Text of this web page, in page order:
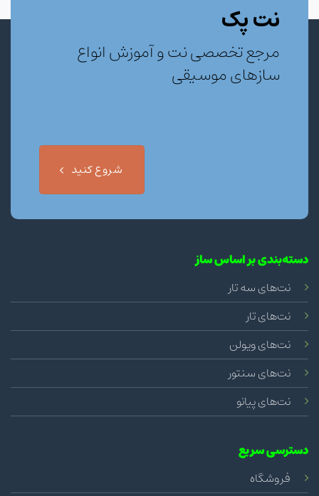
نت پک
مرجع تخصصی نت و آموزش انواع
سازهای موسیقی
شروع کنید
دسته‌بندی بر اساس ساز
نت‌های سه تار
نت‌های تار
نت‌های ویولن
نت‌های سنتور
نت‌های پیانو
دسترسی سریع
فروشگاه